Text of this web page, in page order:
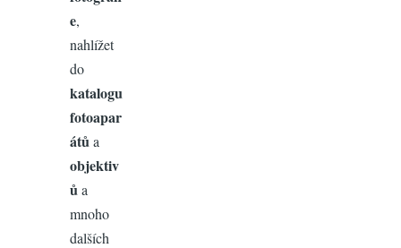
e,
nahlížet
do
katalogu
fotoapar
átů a
objektiv
ů a
mnoho
dalších